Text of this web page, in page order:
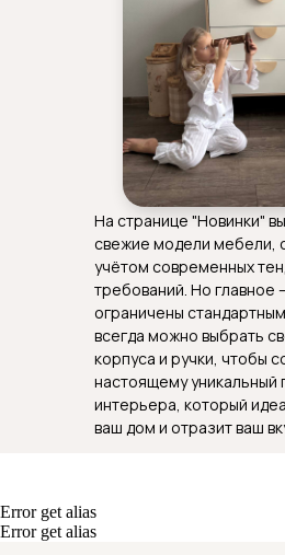
На странице "Новинки"
свежие модели мебели,
учётом современных
требований. Но главное
ограничены
всегда можно выбрать
корпуса и ручки, чтобы
настоящему уникальный
интерьера, который
ваш дом и отразит ваш
Error get alias
Error get alias